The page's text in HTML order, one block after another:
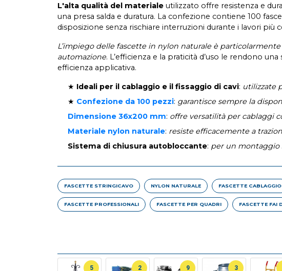
L'alta qualità del materiale utilizzato offre resistenza e
una presa salda e duratura. La confezione contiene 100
disposizione senza rischiare interruzioni durante i lavori più
L’impiego delle fascette in nylon naturale è
automazione. L’efficienza e la praticità d’uso le rendono
efficienza applicativa.
★ Ideali per il cablaggio e il fissaggio di cavi: utilizzate
★ Confezione da 100 pezzi: garantisce sempre la
Dimensione 36x200 mm: offre versatilità per cablaggi
Materiale nylon naturale: resiste efficacemente a
Sistema di chiusura autobloccante: per un montaggio
FASCETTE STRINGICAVO NYLON NATURALE FASCETTE CABLAGGIO
FASCETTE PROFESSIONALI FASCETTE PER QUADRI FASCETTE FAI
5 2 9 3